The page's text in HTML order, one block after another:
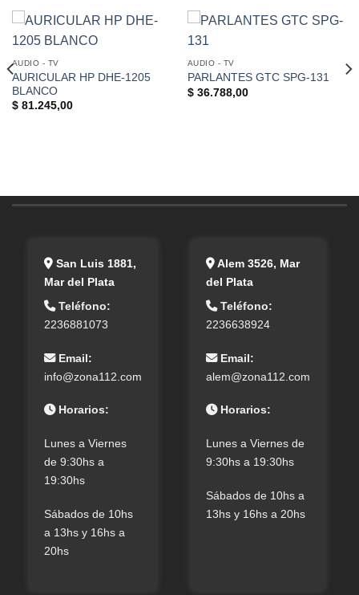
AUDIO - TV
AURICULAR HP DHE-1205
BLANCO
$81.245,00
AUDIO - TV
PARLANTES GTC SPG-131
$36.788,00
San Luis 1881,
Mar del Plata
Teléfono:
2236881073
Email:
info@zona112.com
Horarios:
Lunes a Viernes
de 9:30hs a
19:30hs
Sábados de 10hs
a 13hs y 16hs a
20hs
Alem 3526, Mar
del Plata
Teléfono:
2236638924
Email:
alem@zona112.com
Horarios:
Lunes a Viernes de
9:30hs a 19:30hs
Sábados de 10hs a
13hs y 16hs a 20hs